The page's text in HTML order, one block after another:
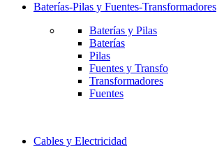
Baterías-Pilas y Fuentes-Transformadores
Baterías y Pilas
Baterías
Pilas
Fuentes y Transfo
Transformadores
Fuentes
Cables y Electricidad